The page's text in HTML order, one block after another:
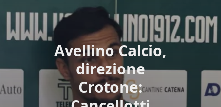
Avellino Calcio,
direzione
Crotone: